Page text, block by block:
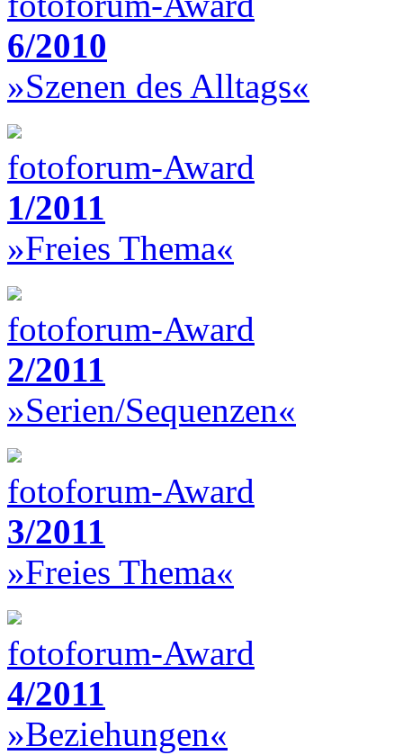
6/2010
»Szenen des Alltags«
fotoforum-Award
1/2011
»Freies Thema«
fotoforum-Award
2/2011
»Serien/Sequenzen«
fotoforum-Award
3/2011
»Freies Thema«
fotoforum-Award
4/2011
»Beziehungen«